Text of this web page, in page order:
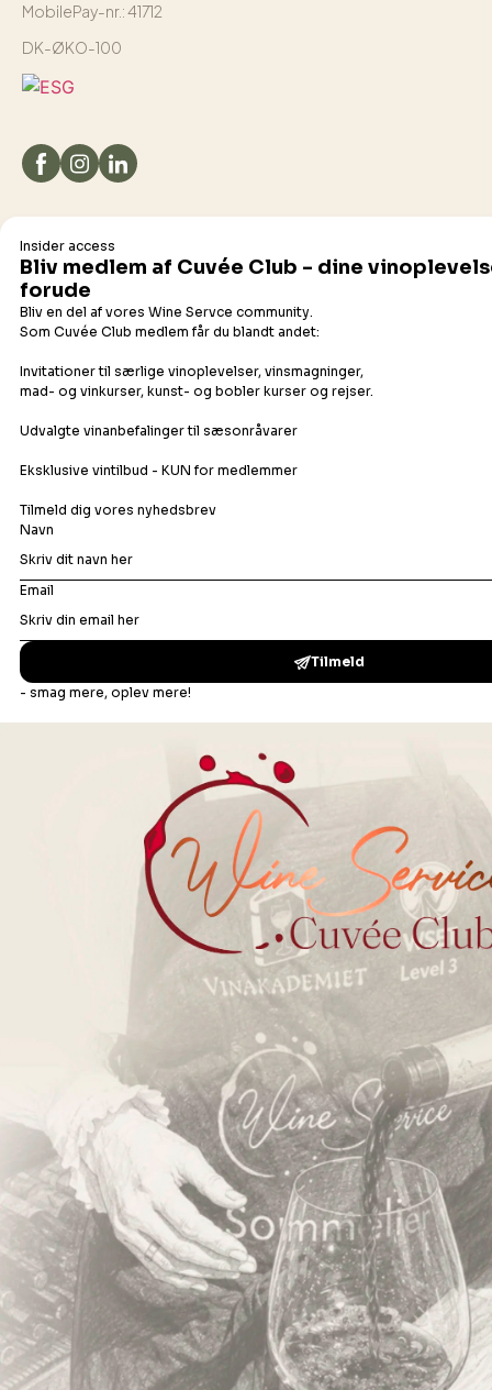
MobilePay-nr.: 41712
DK-ØKO-100
Det flydende udvalg
Champagne
Hvidvin
Rosévin
Rødvin
Portvin
Dessertvin
Bonusafdelingen
Madopskrifter
Din ro i maven
Handelsbetingelser B2C
Øvrige politikker
FN’s Verdensmål
Fortryd dit køb
Kontakt os
ALDERSGRÆNSE
FOR SALG